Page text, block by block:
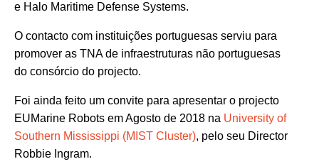
e Halo Maritime Defense Systems.
O contacto com instituições portuguesas serviu para
promover as TNA de infraestruturas não portuguesas
do consórcio do projecto.
Foi ainda feito um convite para apresentar o projecto
EUMarine Robots em Agosto de 2018 na University of
Southern Mississippi (MIST Cluster), pelo seu Director
Robbie Ingram.